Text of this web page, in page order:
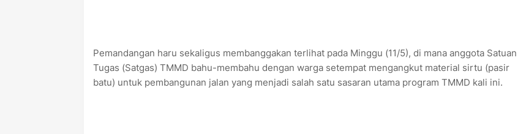
Pemandangan haru sekaligus membanggakan terlihat pada Minggu (11/5), di mana anggota Satuan
Tugas (Satgas) TMMD bahu-membahu dengan warga setempat mengangkut material sirtu (pasir
batu) untuk pembangunan jalan yang menjadi salah satu sasaran utama program TMMD kali ini.